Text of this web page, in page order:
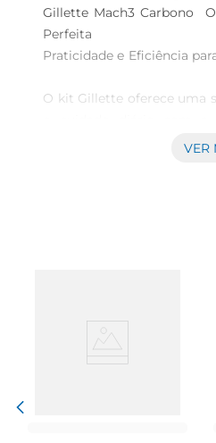
Gillette Mach3 Carbono
Perfeita
Praticidade e Eficiência
O kit Gillette oferece uma
Composto por um
Design Inteligente e
VER